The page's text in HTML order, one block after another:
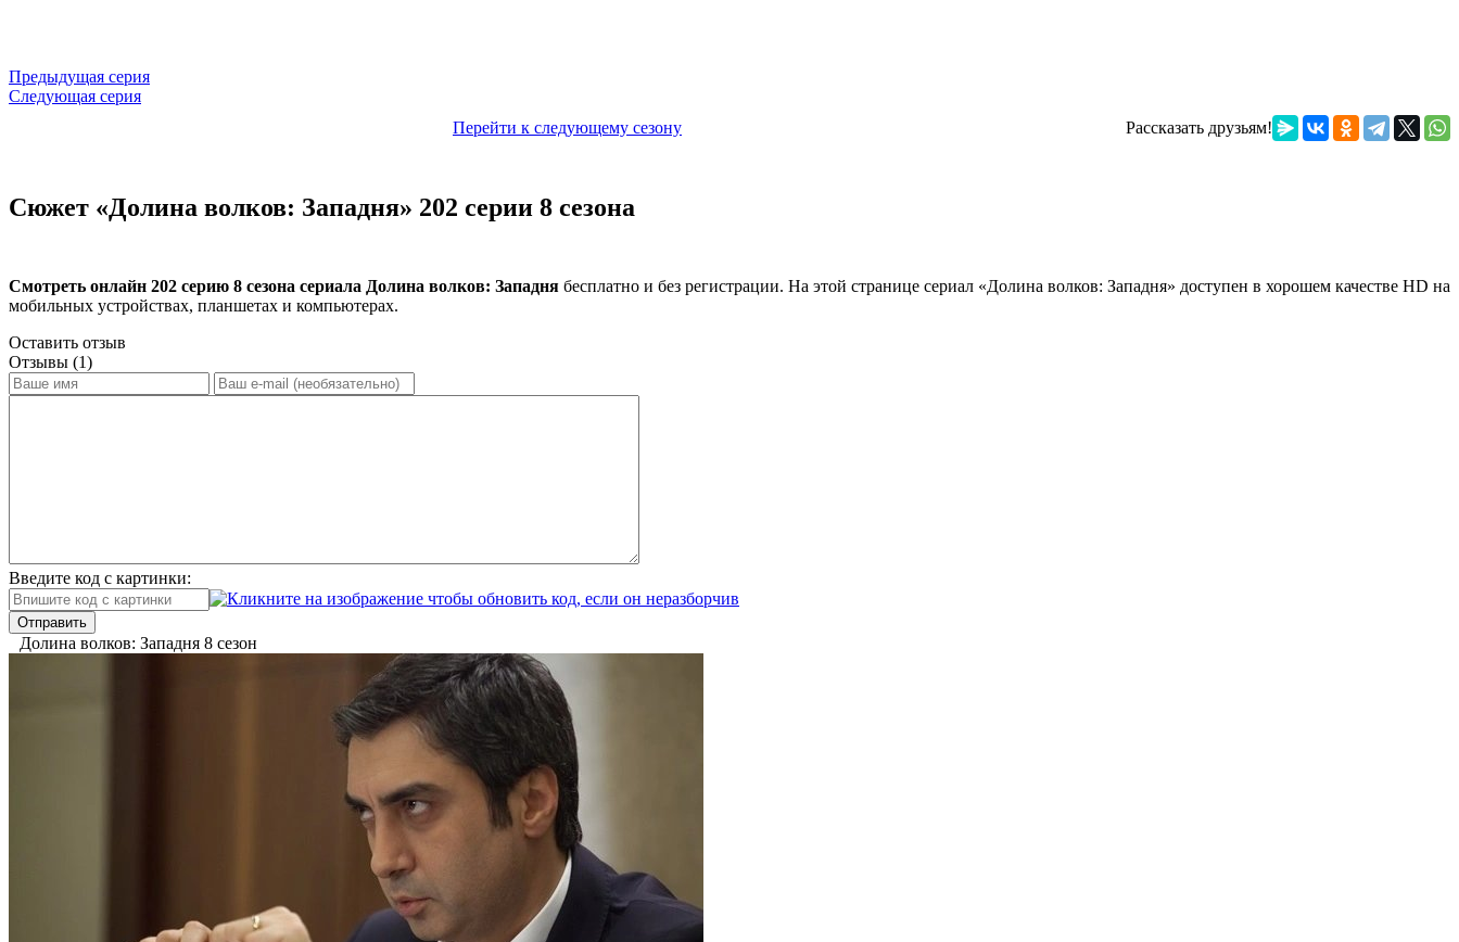
Предыдущая серия
Следующая серия
Перейти к следующему сезону
Рассказать друзьям!
Сюжет «Долина волков: Западня» 202 серии 8 сезона
Смотреть онлайн 202 серию 8 сезона сериала Долина волков: Западня бесплатно и без регистрации. На этой странице сериал «Долина волков: Западня» доступен в хорошем качестве HD на
мобильных устройствах, планшетах и компьютерах.
Оставить отзыв
Отзывы (1)
Введите код с картинки:
Отправить
Долина волков: Западня 8 сезон